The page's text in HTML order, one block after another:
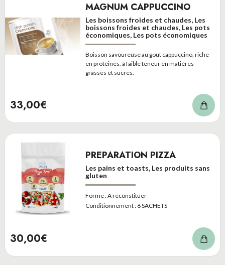
MAGNUM CAPPUCCINO
Les boissons froides et chaudes, Les
boissons froides et chaudes, Les pots
économiques, Les pots économiques
Boisson savoureuse au gout cappuccino, riche
en protéines, à faible teneur en matières
grasses et sucres.
33,00€
PREPARATION PIZZA
Les pains et toasts, Les produits sans
gluten
Forme :A reconstituer
Conditionnement : 6 SACHETS
30,00€